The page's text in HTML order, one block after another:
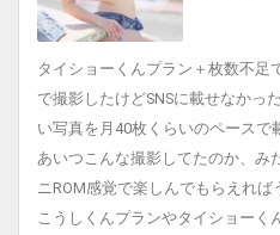
タイショーくんプラン＋枚数不足
で撮影したけどSNSに載せなかっ
い写真を月40枚くらいのペースで
あいつこんな撮影してたのか、み
ニROM感覚で楽しんでもらえれば
こうしくんプランやタイショーく